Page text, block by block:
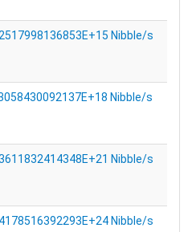
Nibble/s
Nibble/s
Nibble/s
Nibble/s